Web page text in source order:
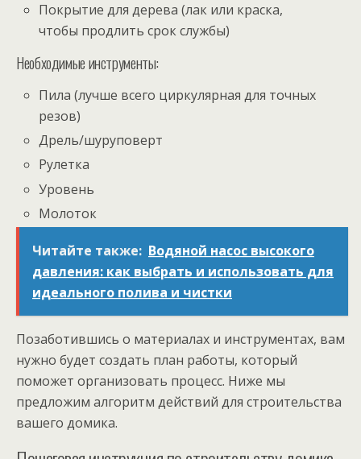
Покрытие для дерева (лак или краска,
чтобы продлить срок службы)
Необходимые инструменты:
Пила (лучше всего циркулярная для точных
резов)
Дрель/шуруповерт
Рулетка
Уровень
Молоток
Читайте также: Водяной насос высокого
давления: как выбрать и использовать для
идеального полива и чистки
Позаботившись о материалах и инструментах, вам
нужно будет создать план работы, который
поможет организовать процесс. Ниже мы
предложим алгоритм действий для строительства
вашего домика.